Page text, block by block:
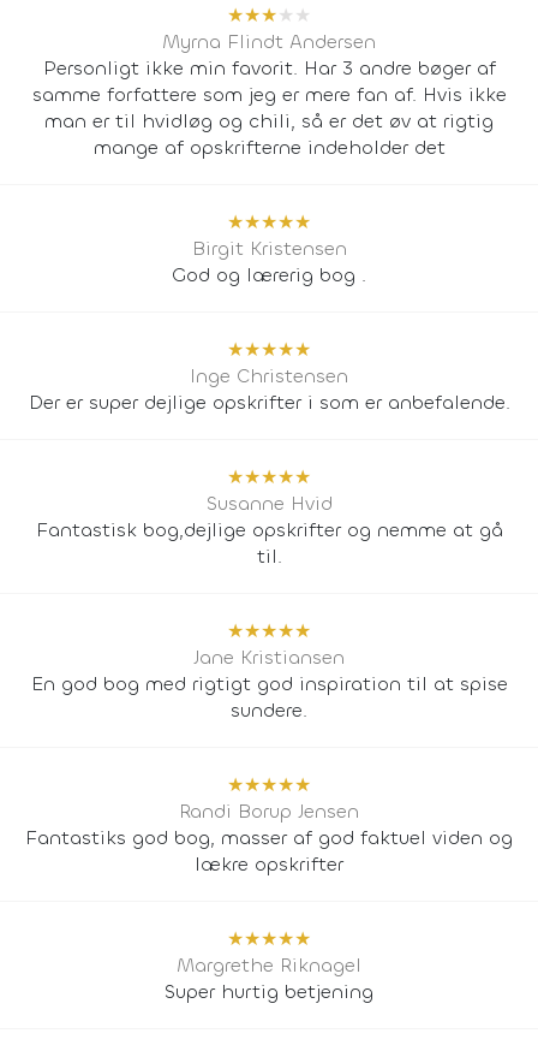
★★★★★
Myrna Flindt Andersen
Personligt ikke min favorit. Har 3 andre bøger af
samme forfattere som jeg er mere fan af. Hvis ikke
man er til hvidløg og chili, så er det øv at rigtig
mange af opskrifterne indeholder det
★★★★★
Birgit Kristensen
God og lærerig bog .
★★★★★
Inge Christensen
Der er super dejlige opskrifter i som er anbefalende.
★★★★★
Susanne Hvid
Fantastisk bog,dejlige opskrifter og nemme at gå
til.
★★★★★
Jane Kristiansen
En god bog med rigtigt god inspiration til at spise
sundere.
★★★★★
Randi Borup Jensen
Fantastiks god bog, masser af god faktuel viden og
lækre opskrifter
★★★★★
Margrethe Riknagel
Super hurtig betjening